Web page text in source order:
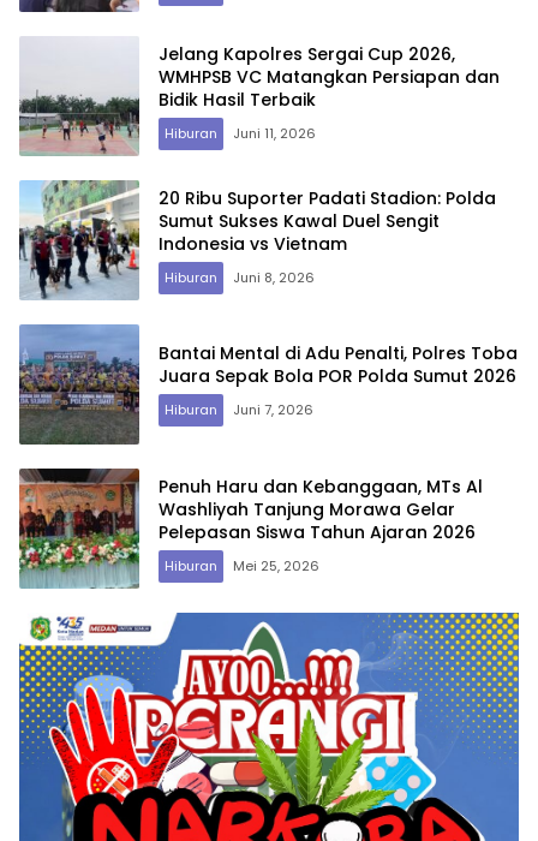
Jelang Kapolres Sergai Cup 2026,
WMHPSB VC Matangkan Persiapan dan
Bidik Hasil Terbaik
Hiburan Juni 11, 2026
20 Ribu Suporter Padati Stadion: Polda
Sumut Sukses Kawal Duel Sengit
Indonesia vs Vietnam
Hiburan Juni 8, 2026
Bantai Mental di Adu Penalti, Polres Toba
Juara Sepak Bola POR Polda Sumut 2026
Hiburan Juni 7, 2026
Penuh Haru dan Kebanggaan, MTs Al
Washliyah Tanjung Morawa Gelar
Pelepasan Siswa Tahun Ajaran 2026
Hiburan Mei 25, 2026